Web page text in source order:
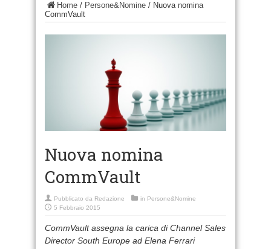
Home / Persone&Nomine / Nuova nomina
CommVault
Nuova nomina
CommVault
Pubblicato da Redazione in Persone&Nomine
5 Febbraio 2015
CommVault assegna la carica di Channel Sales
Director South Europe ad Elena Ferrari